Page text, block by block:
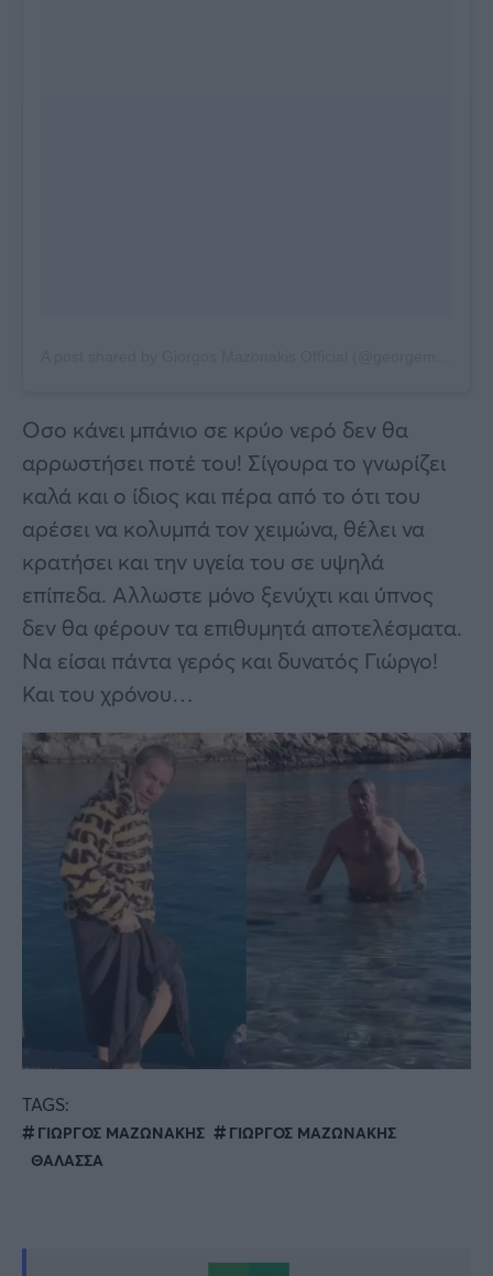
Οσο κάνει μπάνιο σε κρύο νερό δεν θα
αρρωστήσει ποτέ του! Σίγουρα το γνωρίζει
καλά και ο ίδιος και πέρα από το ότι του
αρέσει να κολυμπά τον χειμώνα, θέλει να
κρατήσει και την υγεία του σε υψηλά
επίπεδα. Αλλωστε μόνο ξενύχτι και ύπνος
δεν θα φέρουν τα επιθυμητά αποτελέσματα.
Να είσαι πάντα γερός και δυνατός Γιώργο!
Και του χρόνου…
TAGS:
ΓΙΩΡΓΟΣ ΜΑΖΩΝΑΚΗΣ
ΓΙΩΡΓΟΣ ΜΑΖΩΝΑΚΗΣ
ΘΑΛΑΣΣΑ